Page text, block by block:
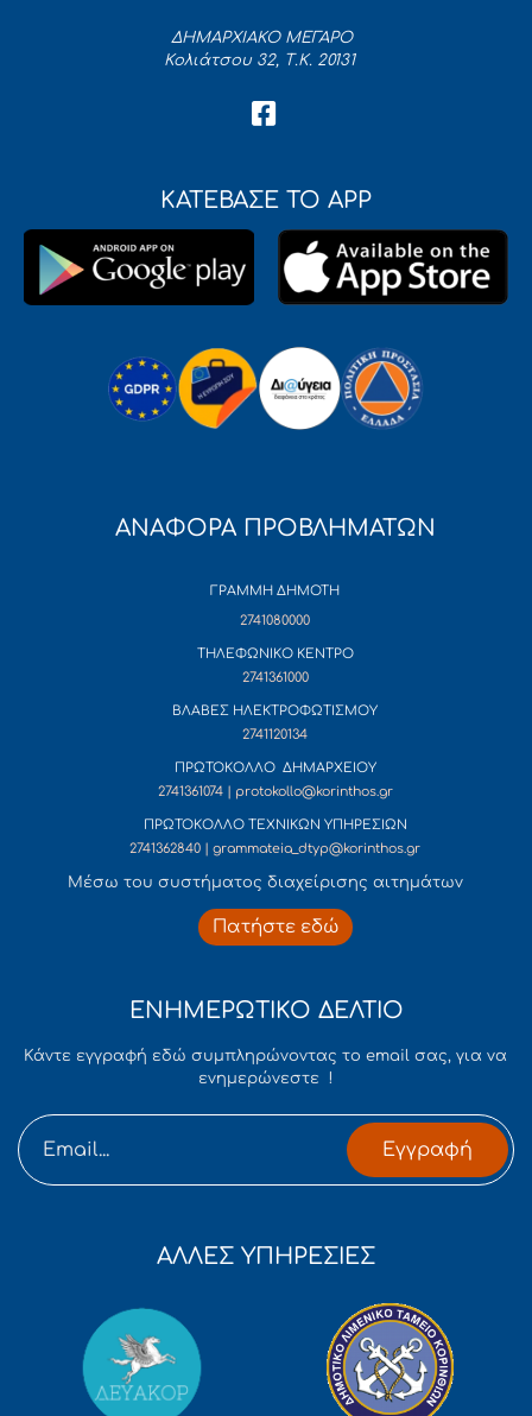
ΔΗΜΑΡΧΙΑΚΟ ΜΕΓΑΡΟ
Κολιάτσου 32, Τ.Κ. 20131
ΚΑΤΕΒΑΣΕ ΤΟ APP
ΑΝΑΦΟΡΑ ΠΡΟΒΛΗΜΑΤΩΝ
ΓΡΑΜΜΗ ΔΗΜΟΤΗ
2741080000
ΤΗΛΕΦΩΝΙΚΟ ΚΕΝΤΡΟ
2741361000
ΒΛΑΒΕΣ ΗΛΕΚΤΡΟΦΩΤΙΣΜΟΥ
2741120134
ΠΡΩΤΟΚΟΛΛΟ ΔΗΜΑΡΧΕΙΟΥ
2741361074 | protokollo@korinthos.gr
ΠΡΩΤΟΚΟΛΛΟ ΤΕΧΝΙΚΩΝ ΥΠΗΡΕΣΙΩΝ
2741362840 | grammateia_dtyp@korinthos.gr
Mέσω του συστήματος διαχείρισης αιτημάτων
Πατήστε εδώ
ΕΝΗΜΕΡΩΤΙΚΟ ΔΕΛΤΙΟ
Κάντε εγγραφή εδώ συμπληρώνοντας το email σας, για να
ενημερώνεστε !
Εγγραφή
ΑΛΛΕΣ ΥΠΗΡΕΣΙΕΣ